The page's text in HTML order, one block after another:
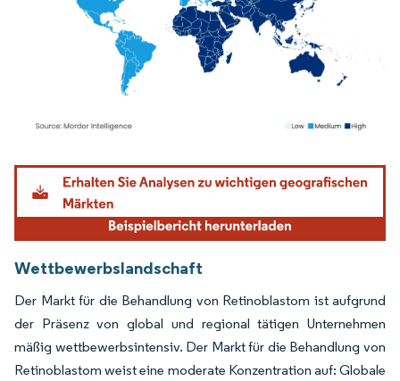
Bild © Mordor Intelligence. Wiederverwendung erfordert Namensnennung gemäß
Wettbewerbslandschaft
Der Markt für die Behandlung von Retinoblastom ist aufgrund
der Präsenz von global und regional tätigen Unternehmen
mäßig wettbewerbsintensiv. Der Markt für die Behandlung von
Retinoblastom weist eine moderate Konzentration auf: Globale